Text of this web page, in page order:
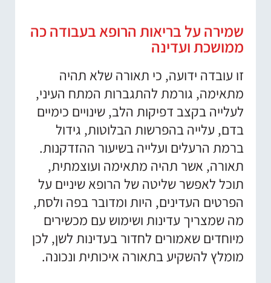
שמירה על בריאות הרופא בעבודה כה
ממושכת ועדינה
זו עובדה ידועה, כי תאורה שלא תהיה
מתאימה, גורמת להתגברות המתח העיני,
לעלייה בקצב דפיקות הלב, שינויים כימיים
בדם, עלייה בהפרשות הבלוטות, גידול
ברמת הרעלים ועלייה בשיעור ההזדקנות.
תאורה, אשר תהיה מתאימה ועוצמתית,
תוכל לאפשר שליטה של הרופא שיניים על
הפרטים העדינים, היות ומדובר בפה ולסת,
מה שמצריך עדינות ושימוש עם מכשירים
מיוחדים שאמורים לחדור בעדינות לשן, לכן
מומלץ להשקיע בתאורה איכותית ונכונה.